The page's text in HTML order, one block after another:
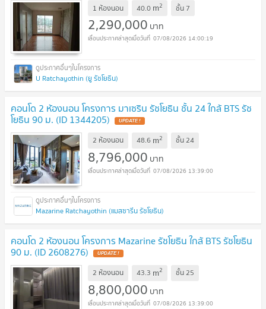
1 ห้องนอน 40.0 m2 ชั้น 7
2,290,000 บาท
07/08/2026 14:00:19
U Ratchayothin (ยู รัชโยธิน)
คอนโด 2 ห้องนอน โครงการ มาเซริน รัชโยธิน ชั้น 24 ใกล้ BTS รัช
โยธิน 90 ม. (ID 1344205) UPDATE !
2 ห้องนอน 48.6 m2 ชั้น24
8,796,000 บาท
07/08/2026 13:39:00
Mazarine Ratchayothin (แมสซารีน รัชโยธิน)
คอนโด 2 ห้องนอน โครงการ Mazarine รัชโยธิน ใกล้ BTS รัชโยธิน
90 ม. (ID 2608276) UPDATE !
2 ห้องนอน 43.3 m2 ชั้น25
8,800,000 บาท
07/08/2026 13:39:00